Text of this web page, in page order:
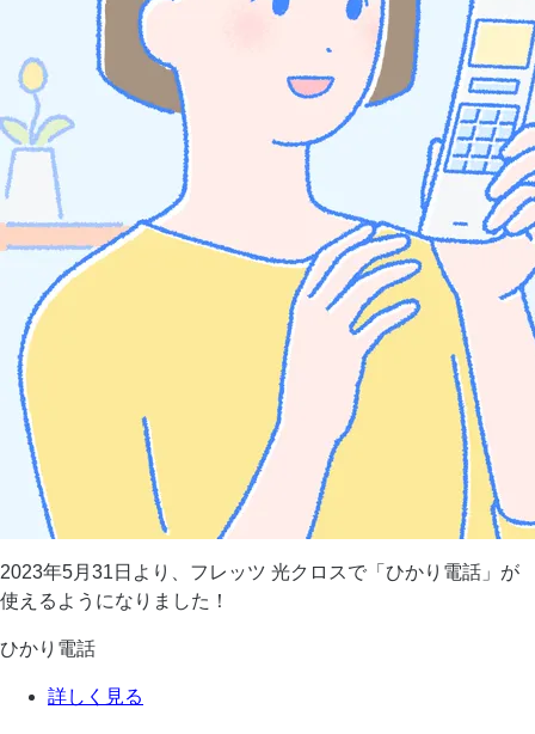
2023年5月31日より、フレッツ 光クロスで「ひかり電話」が
使えるようになりました！
ひかり電話
詳しく見る